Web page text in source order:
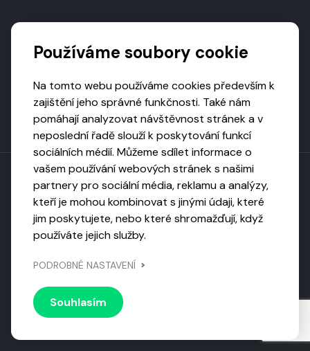
Toto dílo podléhá licenci CC BY-NC-ND
Uveďte původ, neužívejte komerčně, nezpracovávejte.
Národní knihovnou ČR
© 2026 Visiongame. Všechna práva vyhrazena.
ochrany soukromí
Používáme soubory cookie
Na tomto webu používáme cookies především k
zajištění jeho správné funkčnosti. Také nám
pomáhají analyzovat návštěvnost stránek a v
neposlední řadě slouží k poskytování funkcí
sociálních médií. Můžeme sdílet informace o
vašem používání webových stránek s našimi
partnery pro sociální média, reklamu a analýzy,
kteří je mohou kombinovat s jinými údaji, které
jim poskytujete, nebo které shromažďují, když
používáte jejich služby.
PODROBNÉ NASTAVENÍ
Souhlasím